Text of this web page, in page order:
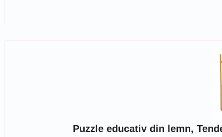
Puzzle educativ din lemn,